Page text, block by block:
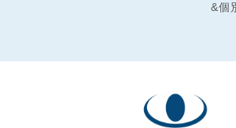
&個